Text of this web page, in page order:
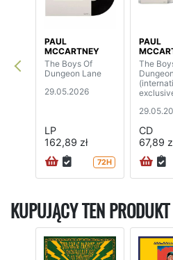
PAUL
MCCARTNEY
The Boys Of
Dungeon Lane
29.05.2026
LP
162,89 zł
72H
PAUL
The
CD
67,89
KUPUJĄCY TEN